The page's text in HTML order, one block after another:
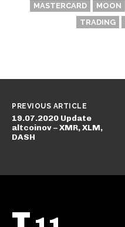
MASTERCARD
MOON
TRADING
PREVIOUS ARTICLE
19.07.2020 Update
altcoinov – XMR, XLM,
DASH